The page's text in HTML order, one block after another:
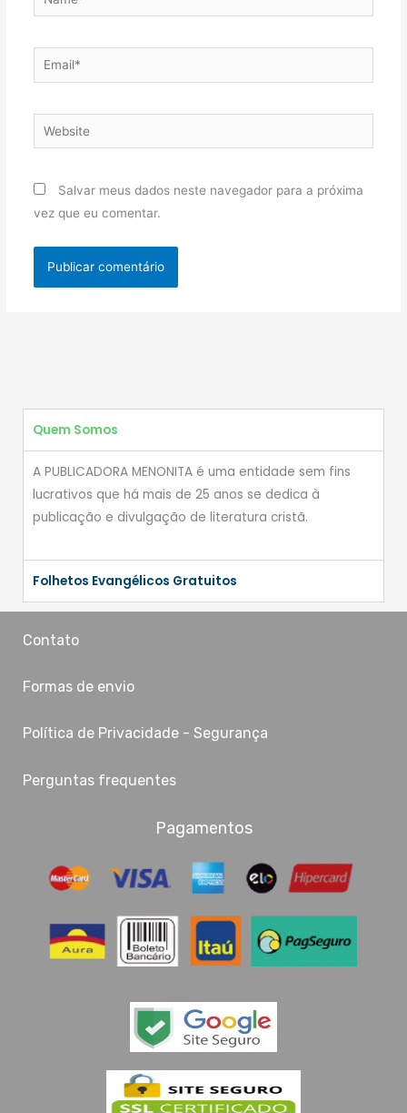
Email*
Website
Salvar meus dados neste navegador para a próxima
vez que eu comentar.
Quem Somos
A PUBLICADORA MENONITA é uma entidade sem fins
lucrativos que há mais de 25 anos se dedica à
publicação e divulgação de literatura cristã.
Folhetos Evangélicos Gratuitos
Contato
Formas de envio
Política de Privacidade - Segurança
Perguntas frequentes
Pagamentos